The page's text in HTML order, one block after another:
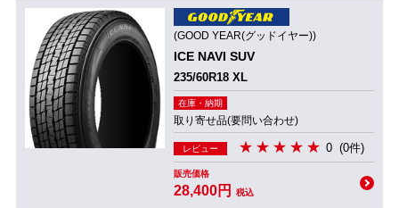
(GOOD YEAR(グッドイヤー))
ICE NAVI SUV
235/60R18 XL
在庫・納期
取り寄せ品(要問い合わせ)
レビュー 0 (0件)
販売価格
28,400円 税込